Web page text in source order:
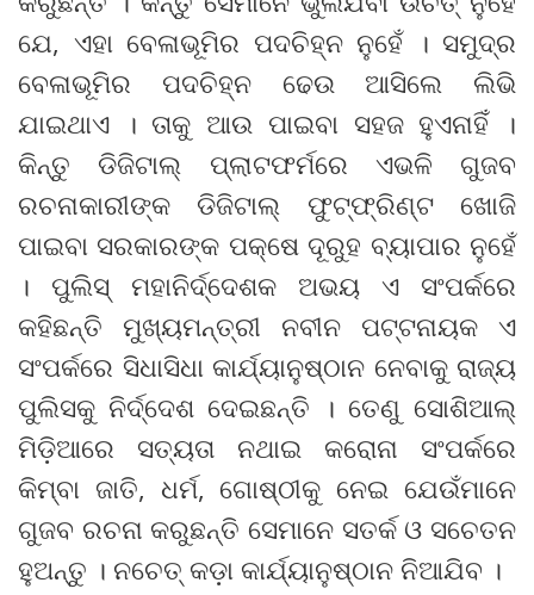
ଯେ, ଏହା ବେଳାଭୂମିର ପଦଚିହ୍ନ ନୁହେଁ । ସମୁଦ୍ର
ବେଳାଭୂମିର ପଦଚିହ୍ନ ଢେଉ ଆସିଲେ ଲିଭି
ଯାଇଥାଏ । ତାକୁ ଆଉ ପାଇବା ସହଜ ହୁଏନାହିଁ ।
କିନ୍ତୁ ଡିଜିଟାଲ୍ ପ୍ଲାଟଫର୍ମରେ ଏଭଳି ଗୁଜବ
ରଚନାକାରୀଙ୍କ ଡିଜିଟାଲ୍ ଫୁଟ୍‌ଫ୍ରିଣ୍ଟ ଖୋଜି
ପାଇବା ସରକାରଙ୍କ ପକ୍ଷେ ଦୂରୁହ ବ୍ୟାପାର ନୁହେଁ
। ପୁଲିସ୍ ମହାନିର୍ଦ୍ଦେଶକ ଅଭୟ ଏ ସଂପର୍କରେ
କହିଛନ୍ତି ମୁଖ୍ୟମନ୍ତ୍ରୀ ନବୀନ ପଟ୍ଟନାୟକ ଏ
ସଂପର୍କରେ ସିଧାସିଧା କାର୍ଯ୍ୟାନୁଷ୍ଠାନ ନେବାକୁ ରାଜ୍ୟ
ପୁଲିସକୁ ନିର୍ଦ୍ଦେଶ ଦେଇଛନ୍ତି । ତେଣୁ ସୋଶିଆଲ୍
ମିଡ଼ିଆରେ ସତ୍ୟତା ନଥାଇ କରୋନା ସଂପର୍କରେ
କିମ୍ବା ଜାତି, ଧର୍ମ, ଗୋଷ୍ଠୀକୁ ନେଇ ଯେଉଁମାନେ
ଗୁଜବ ରଚନା କରୁଛନ୍ତି ସେମାନେ ସତର୍କ ଓ ସଚେତନ
ହୁଅନ୍ତୁ । ନଚେତ୍ କଡ଼ା କାର୍ଯ୍ୟାନୁଷ୍ଠାନ ନିଆଯିବ ।